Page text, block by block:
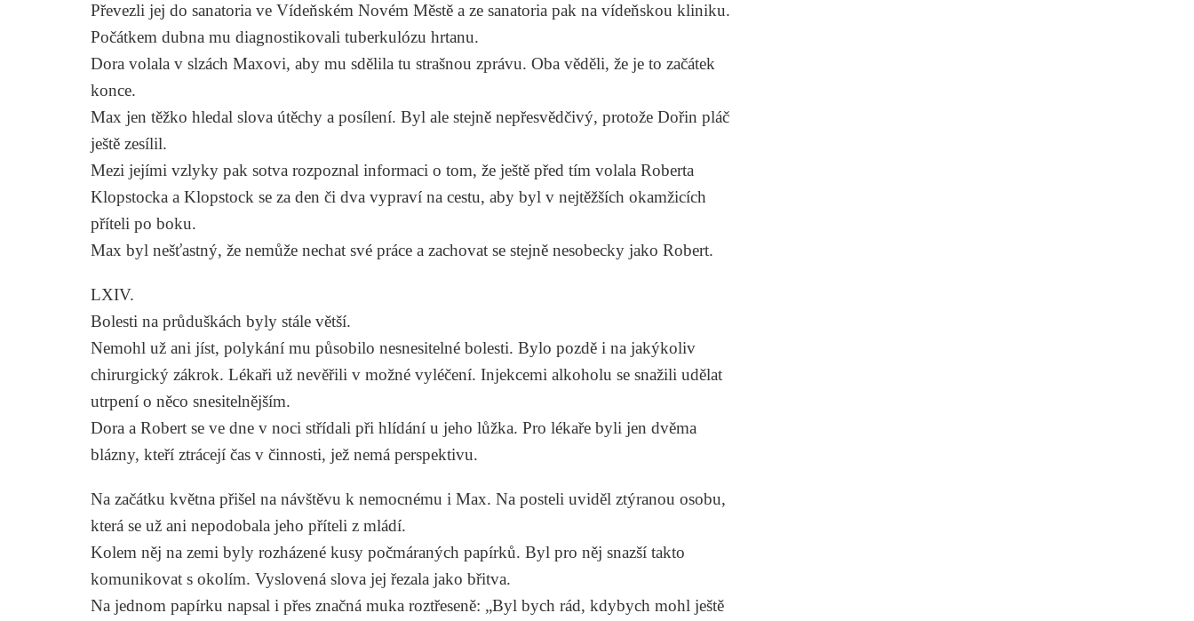
Převezli jej do sanatoria ve Vídeňském Novém Městě a ze sanatoria pak na vídeňskou kliniku.
Počátkem dubna mu diagnostikovali tuberkulózu hrtanu.
Dora volala v slzách Maxovi, aby mu sdělila tu strašnou zprávu. Oba věděli, že je to začátek
konce.
Max jen těžko hledal slova útěchy a posílení. Byl ale stejně nepřesvědčivý, protože Dořin pláč
ještě zesílil.
Mezi jejími vzlyky pak sotva rozpoznal informaci o tom, že ještě před tím volala Roberta
Klopstocka a Klopstock se za den či dva vypraví na cestu, aby byl v nejtěžších okamžicích
příteli po boku.
Max byl nešťastný, že nemůže nechat své práce a zachovat se stejně nesobecky jako Robert.
LXIV.
Bolesti na průduškách byly stále větší.
Nemohl už ani jíst, polykání mu působilo nesnesitelné bolesti. Bylo pozdě i na jakýkoliv
chirurgický zákrok. Lékaři už nevěřili v možné vyléčení. Injekcemi alkoholu se snažili udělat
utrpení o něco snesitelnějším.
Dora a Robert se ve dne v noci střídali při hlídání u jeho lůžka. Pro lékaře byli jen dvěma
blázny, kteří ztrácejí čas v činnosti, jež nemá perspektivu.
Na začátku května přišel na návštěvu k nemocnému i Max. Na posteli uviděl ztýranou osobu,
která se už ani nepodobala jeho příteli z mládí.
Kolem něj na zemi byly rozházené kusy počmáraných papírků. Byl pro něj snazší takto
komunikovat s okolím. Vyslovená slova jej řezala jako břitva.
Na jednom papírku napsal i přes značná muka roztřeseně: „Byl bych rád, kdybych mohl ještě